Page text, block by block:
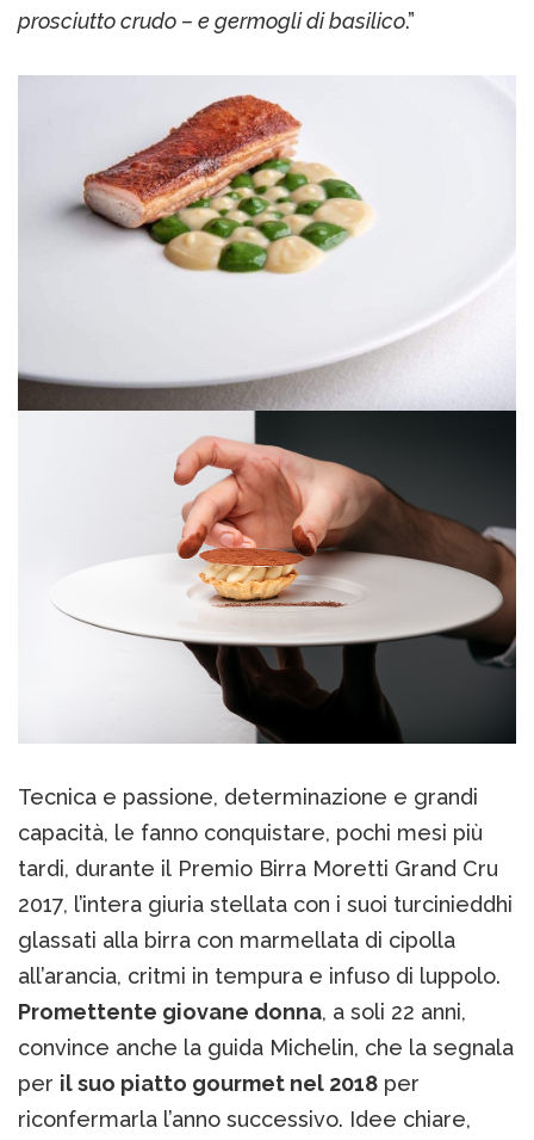
prosciutto crudo – e germogli di basilico.”
Tecnica e passione, determinazione e grandi
capacità, le fanno conquistare, pochi mesi più
tardi, durante il Premio Birra Moretti Grand Cru
2017, l’intera giuria stellata con i suoi turcinieddhi
glassati alla birra con marmellata di cipolla
all’arancia, critmi in tempura e infuso di luppolo.
Promettente giovane donna, a soli 22 anni,
convince anche la guida Michelin, che la segnala
per il suo piatto gourmet nel 2018 per
riconfermarla l’anno successivo. Idee chiare,